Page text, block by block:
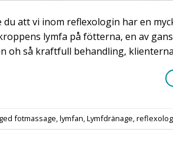
du att vi inom reflexologin har en
lymfa på fötterna, en av
oh så kraftfull behandling,
fotmassage,lymfan,Lymfdränage,